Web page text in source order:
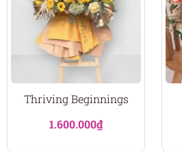
Thriving Beginnings
1.600.000₫